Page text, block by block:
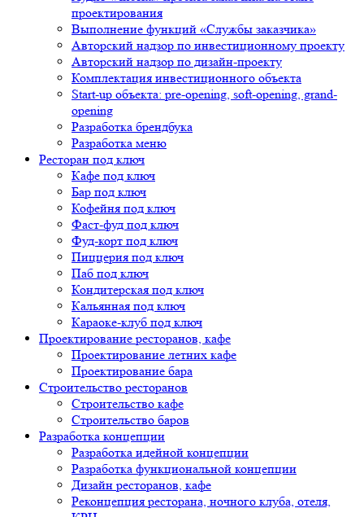
проектирования
Выполнение функций «Службы заказчика»
Авторский надзор по инвестиционному проекту
Авторский надзор по дизайн-проекту
Комплектация инвестиционного объекта
Start-up объекта: pre-opening, soft-opening, grand-
opening
Разработка брендбука
Разработка меню
Ресторан под ключ
Кафе под ключ
Бар под ключ
Кофейня под ключ
Фаст-фуд под ключ
Фуд-корт под ключ
Пиццерия под ключ
Паб под ключ
Кондитерская под ключ
Кальянная под ключ
Караоке-клуб под ключ
Проектирование ресторанов, кафе
Проектирование летних кафе
Проектирование бара
Строительство ресторанов
Строительство кафе
Строительство баров
Разработка концепции
Разработка идейной концепции
Разработка функциональной концепции
Дизайн ресторанов, кафе
Реконцепция ресторана, ночного клуба, отеля,